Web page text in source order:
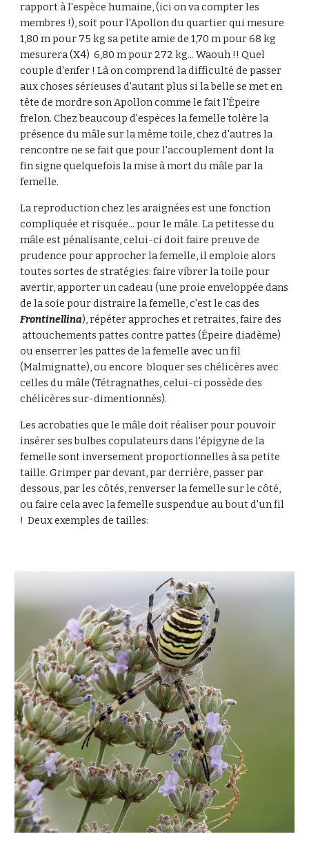
rapport à l'espèce humaine, (ici on va compter les
membres !), soit pour l'Apollon du quartier qui mesure
1,80 m pour 75 kg sa petite amie de 1,70 m pour 68 kg
mesurera (X4) 6,80 mpour 272 kg... Waouh !! Quel
couple d'enfer ! Là on comprend la difficulté de passer
aux choses sérieuses d'autant plus si la belle se met en
tête de mordre son Apollon comme le fait l'Épeire
frelon. Chezbeaucoup d'espèces la femelle tolère la
présence du mâle sur la même toile, chez d'autres la
rencontre ne se fait que pour l'accouplementdontla
finsignequelquefoisla mise à mortdu mâlepar la
femelle.
La reproduction chez les araignées est une fonction
compliquée et risquée... pour le mâle. La petitesse du
mâle est pénalisante,celui-ci doit faire preuve de
prudence pour approcher la femelle, il emploie alors
toutes sortes de stratégies: faire vibrer la toile pour
avertir, apporter un cadeau (une proie enveloppée dans
de la soie pour distraire la femelle, c'est le cas des
Frontinellina), répéterapproches et retraites,faire des
attouchements pattes contre pattes (Épeire diadème)
ou enserrer les pattes de la femelle avec un fil
(Malmignatte), ou encore bloquer ses chélicères avec
celles du mâle (Tétragnathes, celui-ci possède des
chélicères sur-dimentionnés).
Les acrobaties que le mâle doit réaliser pour pouvoir
insérer ses bulbes copulateurs dans l'épigyne de la
femelle sont inversement proportionnelles à sa petite
taille. Grimper par devant, par derrière, passer par
dessous, par les côtés, renverser la femelle sur le côté,
oufaire cela avec la femelle suspendue au bout d'un fil
! Deux exemples de tailles: